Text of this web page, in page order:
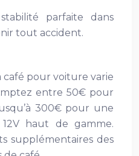
parfaite dans
tout accident.
café pour voiture varie
entre 50€ pour
300€ pour une
haut de gamme.
supplémentaires des